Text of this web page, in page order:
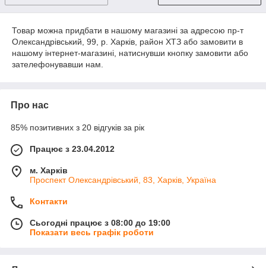
Товар можна придбати в нашому магазині за адресою пр-т
Олександрівський, 99, р. Харків, район ХТЗ або замовити в
нашому інтернет-магазині, натиснувши кнопку замовити або
зателефонувавши нам.
Про нас
85% позитивних з 20 відгуків за рік
Працює з 23.04.2012
м. Харків
Проспект Олександрівський, 83, Харків, Україна
Контакти
Сьогодні працює з 08:00 до 19:00
Показати весь графік роботи